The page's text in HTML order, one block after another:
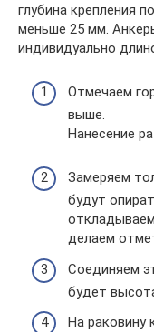
глубина крепления
меньше 25 мм.
индивидуально
Отмечаем
выше.
Нанесение
Замеряем
будут
делаем
Соединяем
будет
На раковину